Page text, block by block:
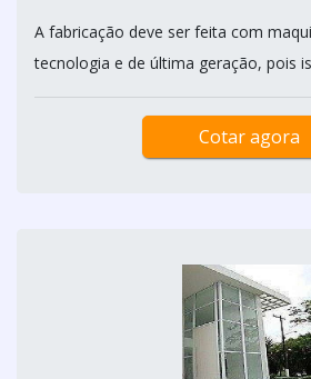
A fabricação deve ser feita com
tecnologia e de última geração, pois
Cotar agora